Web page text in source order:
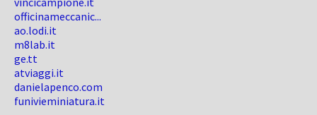
officinameccanic...
ao.lodi.it
m8lab.it
ge.tt
atviaggi.it
danielapenco.com
funivieminiatura.it